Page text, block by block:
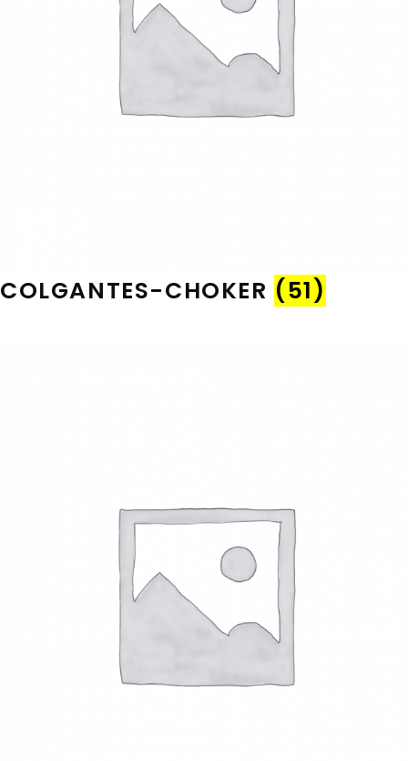
COLGANTES-CHOKER (51)